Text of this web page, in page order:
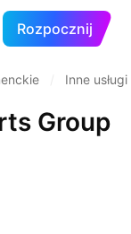
Rozpocznij
Inne
Group